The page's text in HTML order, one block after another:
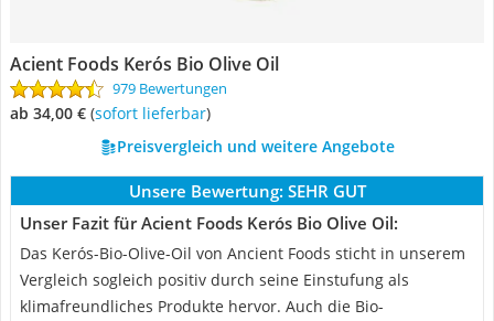
Acient Foods Kerós Bio Olive Oil
979 Bewertungen
ab 34,00 € ( Sofort lieferbar)
Preisvergleich und weitere Angebote
Unsere Bewertung: SEHR GUT
Unser Fazit für Acient Foods Kerós Bio Olive Oil:
Das Kerós-Bio-Olive-Oil von Ancient Foods sticht in unserem
Vergleich sogleich positiv durch seine Einstufung als
klimafreundliches Produkte hervor. Auch die Bio-